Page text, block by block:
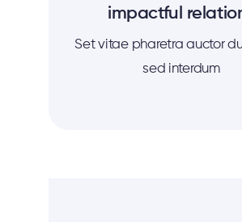
impactful
Set vitae pharetra auctor
sed interdum